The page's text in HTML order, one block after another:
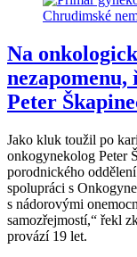
Na
Peter
Jako kluk toužil po
onkogynekolog Peter
porodnického
spolupráci s
s nádorovými
samozřejmostí,“ řekl
provází 19 let.